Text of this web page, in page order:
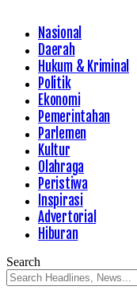
Nasional
Daerah
Hukum & Kriminal
Politik
Ekonomi
Pemerintahan
Parlemen
Kultur
Olahraga
Peristiwa
Inspirasi
Advertorial
Hiburan
Search